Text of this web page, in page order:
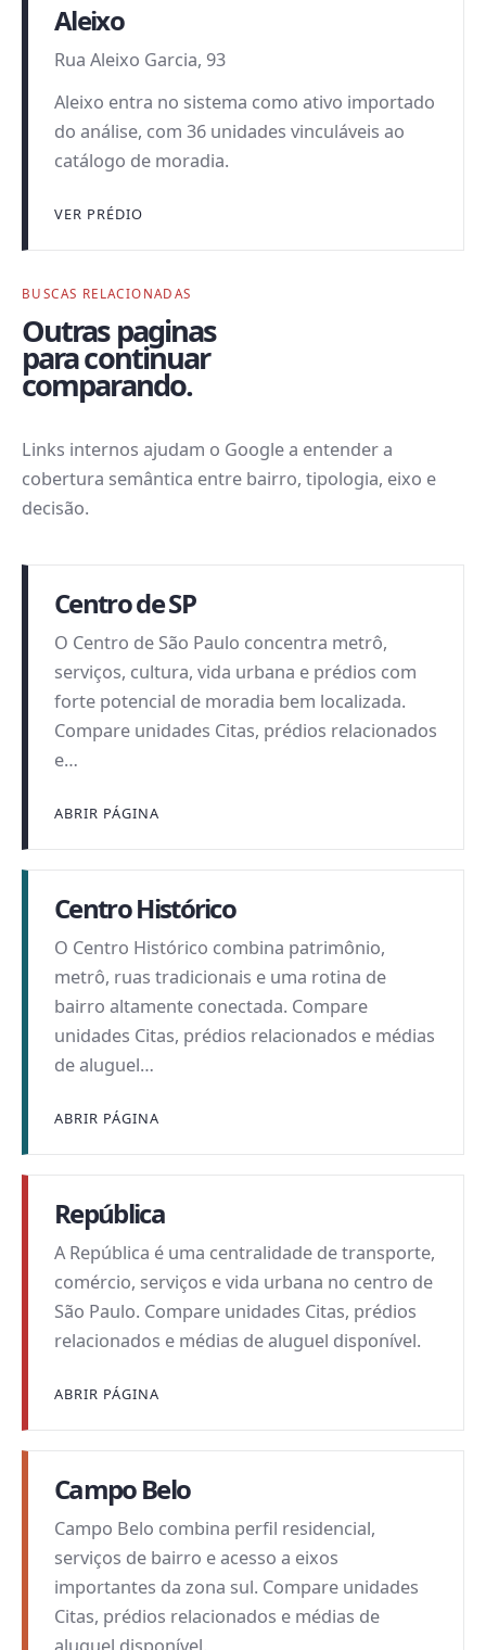
Aleixo
Rua Aleixo Garcia, 93
Aleixo entra no sistema como ativo importado
do análise, com 36 unidades vinculáveis ao
catálogo de moradia.
VER PRÉDIO
BUSCAS RELACIONADAS
Outras paginas
para continuar
comparando.
Links internos ajudam o Google a entender a
cobertura semântica entre bairro, tipologia, eixo e
decisão.
Centro de SP
O Centro de São Paulo concentra metrô,
serviços, cultura, vida urbana e prédios com
forte potencial de moradia bem localizada.
Compare unidades Citas, prédios relacionados
e…
ABRIR PÁGINA
Centro Histórico
O Centro Histórico combina patrimônio,
metrô, ruas tradicionais e uma rotina de
bairro altamente conectada. Compare
unidades Citas, prédios relacionados e médias
de aluguel…
ABRIR PÁGINA
República
A República é uma centralidade de transporte,
comércio, serviços e vida urbana no centro de
São Paulo. Compare unidades Citas, prédios
relacionados e médias de aluguel disponível.
ABRIR PÁGINA
Campo Belo
Campo Belo combina perfil residencial,
serviços de bairro e acesso a eixos
importantes da zona sul. Compare unidades
Citas, prédios relacionados e médias de